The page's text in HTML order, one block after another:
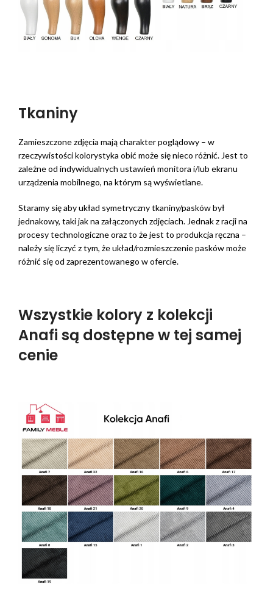
Tkaniny
Zamieszczone zdjęcia mają charakter poglądowy – w
rzeczywistości kolorystyka obić może się nieco różnić. Jest to
zależne od indywidualnych ustawień monitora i/lub ekranu
urządzenia mobilnego, na którym są wyświetlane.
Staramy się aby układ symetryczny tkaniny/pasków był
jednakowy, taki jak na załączonych zdjęciach. Jednak z racji na
procesy technologiczne oraz to że jest to produkcja ręczna –
należy się liczyć z tym, że układ/rozmieszczenie pasków może
różnić się od zaprezentowanego w ofercie.
Wszystkie kolory z kolekcji
Anafi są dostępne w tej samej
cenie